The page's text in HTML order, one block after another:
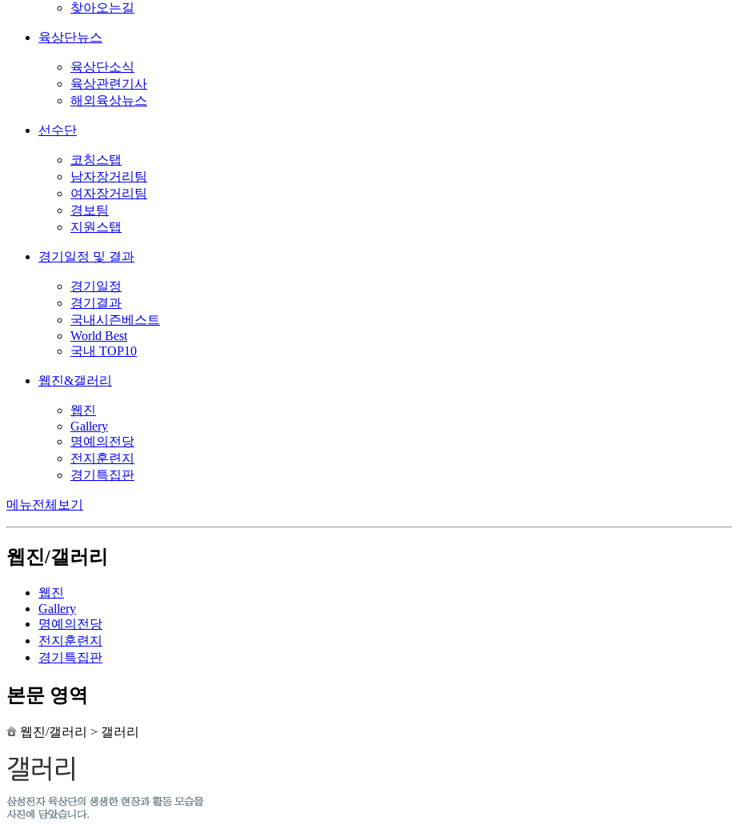
찾아오는길
육상단뉴스
육상단소식
육상관련기사
해외육상뉴스
선수단
코칭스탭
남자장거리팀
여자장거리팀
경보팀
지원스탭
경기일정 및 결과
경기일정
경기결과
국내시즌베스트
World Best
국내 TOP10
웹진&갤러리
웹진
Gallery
명예의전당
전지훈련지
경기특집판
메뉴전체보기
웹진/갤러리
웹진
Gallery
명예의전당
전지훈련지
경기특집판
본문 영역
웹진/갤러리 > 갤러리